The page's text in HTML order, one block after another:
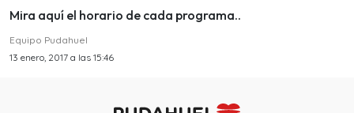
Mira aquí el horario de cada programa..
Equipo Pudahuel
13 enero, 2017 a las 15:46